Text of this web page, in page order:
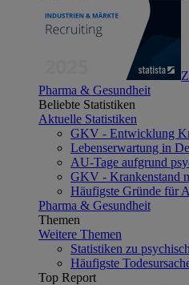
Pharma & Gesundheit
Beliebte Statistiken
Aktuelle Statistiken
GKV - Entwicklung
Lebenserwartung in
AU-Tage aufgrund
GKV - Krankenstand
Häufigste Gründe für
Pharma & Gesundheit
Themen
Weitere Themen
Statistiken zu
Häufigste
Top Report